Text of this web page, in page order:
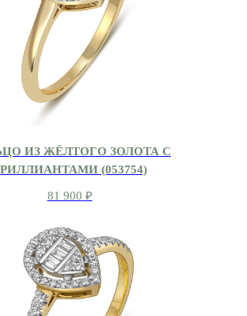
ИЗ ЖЁЛТОГО ЗОЛОТА С
(053754)
81 900 ₽